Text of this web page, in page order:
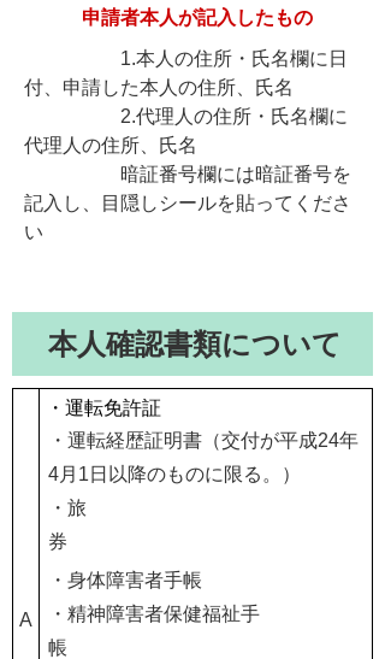
申請者本人が記入したもの
1.本人の住所・氏名欄に日
付、申請した本人の住所、氏名
2.代理人の住所・氏名欄に
代理人の住所、氏名
暗証番号欄には暗証番号を
記入し、目隠しシールを貼ってくださ
い
本人確認書類について
A
・運転免許証
・運転経歴証明書（交付が平成24年
4月1日以降のものに限る。）
・旅
券
・身体障害者手帳
・精神障害者保健福祉手
帳